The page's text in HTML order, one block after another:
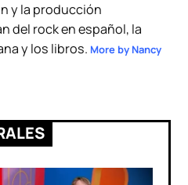
y la producción
del rock en español, la
y los libros. More by Nancy